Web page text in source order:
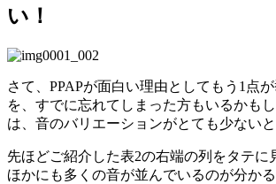
い！
さて、PPAPが面白い理由としてもう1点
を、すでに忘れてしまった方もいるかも
は、音のバリエーションがとても少ないと
先ほどご紹介した表2の右端の列をタテに
ほかにも多くの音が並んでいるのが分か